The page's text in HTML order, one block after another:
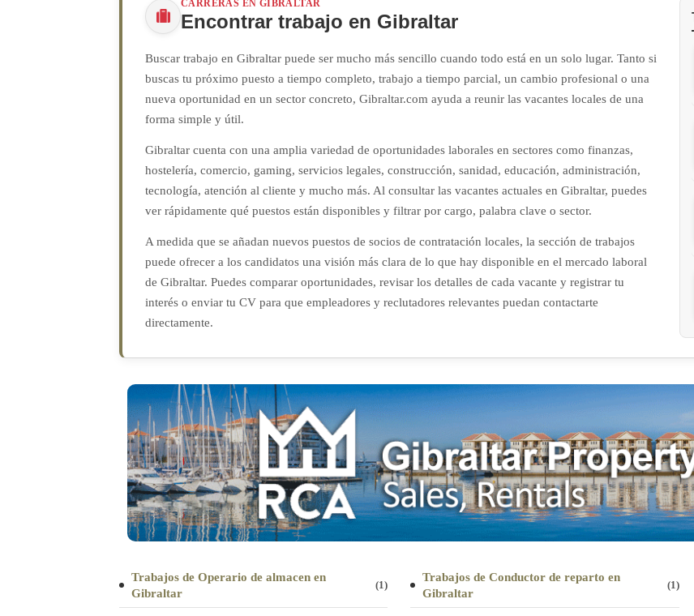
CARRERAS EN GIBRALTAR
Encontrar trabajo en Gibraltar
Buscar trabajo en Gibraltar puede ser mucho más sencillo cuando todo está en un solo lugar. Tanto si
buscas tu próximo puesto a tiempo completo, trabajo a tiempo parcial, un cambio profesional o una
nueva oportunidad en un sector concreto, Gibraltar.com ayuda a reunir las vacantes locales de una
forma simple y útil.
Gibraltar cuenta con una amplia variedad de oportunidades laborales en sectores como finanzas,
hostelería, comercio, gaming, servicios legales, construcción, sanidad, educación, administración,
tecnología, atención al cliente y mucho más. Al consultar las vacantes actuales en Gibraltar, puedes
ver rápidamente qué puestos están disponibles y filtrar por cargo, palabra clave o sector.
A medida que se añadan nuevos puestos de socios de contratación locales, la sección de trabajos
puede ofrecer a los candidatos una visión más clara de lo que hay disponible en el mercado laboral
de Gibraltar. Puedes comparar oportunidades, revisar los detalles de cada vacante y registrar tu
interés o enviar tu CV para que empleadores y reclutadores relevantes puedan contactarte
directamente.
Trabajos de Operario de almacen en
Gibraltar
(1)
Trabajos de Conductor de reparto en
Gibraltar
(1)